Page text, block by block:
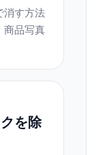
消す方法
商品写真
を除